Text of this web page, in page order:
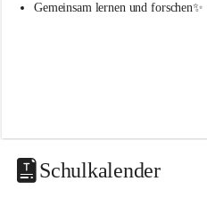
i
t
a
Gemeinsam lernen und forschen✨
Schulkalender